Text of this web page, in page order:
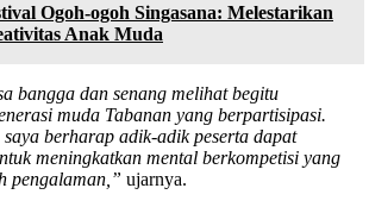
Ogoh-ogoh Singasana: Melestarikan
Anak Muda
bangga dan senang melihat begitu
muda Tabanan yang berpartisipasi.
berharap adik-adik peserta dapat
meningkatkan mental berkompetisi yang
pengalaman,” ujarnya.